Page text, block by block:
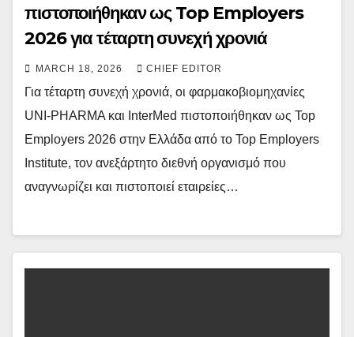
πιστοποιήθηκαν ως Top Employers
2026 για τέταρτη συνεχή χρονιά
MARCH 18, 2026 CHIEF EDITOR
Για τέταρτη συνεχή χρονιά, οι φαρμακοβιομηχανίες
UNI-PHARMA και InterMed πιστοποιήθηκαν ως Top
Employers 2026 στην Ελλάδα από το Top Employers
Institute, τον ανεξάρτητο διεθνή οργανισμό που
αναγνωρίζει και πιστοποιεί εταιρείες…